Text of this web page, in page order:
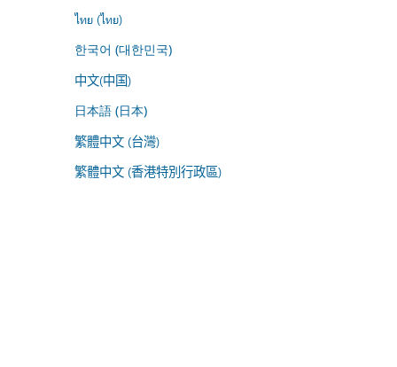
ไทย (ไทย)
한국어 (대한민국)
中文(中国)
日本語 (日本)
繁體中文 (台灣)
繁體中文 (香港特別行政區)